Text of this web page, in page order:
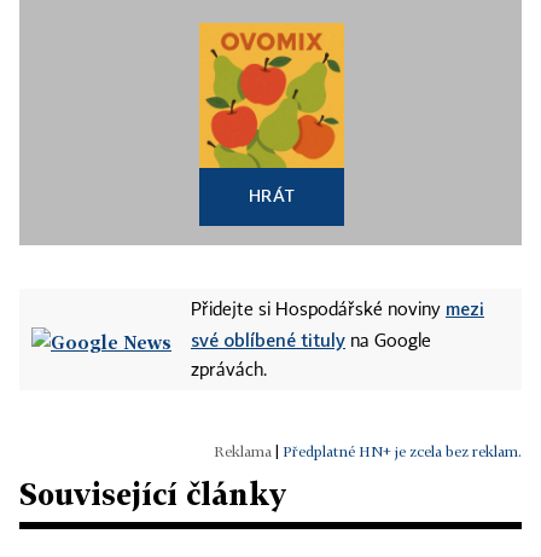
HRÁT
Přidejte si Hospodářské noviny mezi
své oblíbené tituly na Google
zprávách.
Předplatné HN+ je zcela bez reklam.
Související články